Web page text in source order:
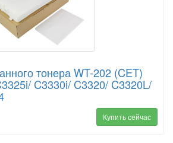
тонера WT-202 (CET)
C3330i/ C3320/ C3320L/
Купить сейчас